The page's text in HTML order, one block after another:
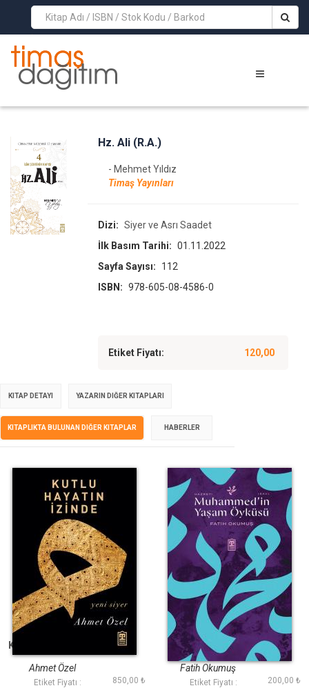
>
Hz. Ali (R.A.)
- Mehmet Yıldız
Timaş Yayınları
Dizi: Siyer ve Asrı Saadet
İlk Basım Tarihi: 01.11.2022
Sayfa Sayısı:
112
ISBN: 978-605-08-4586-0
Etiket Fiyatı: 120,00
KITAP DETAYI YAZARIN DIĞER KITAPLARI
KITAPLIKTA BULUNAN DIĞER KITAPLAR HABERLER
Kutlu Hayatın İzinde
Ahmet Özel
Etiket Fiyatı : 850,00 ₺
Hz Muhammedin
Yaşam Öyküsü
Fatih Okumuş
Etiket Fiyatı : 200,00 ₺